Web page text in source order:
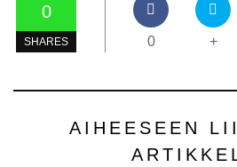
0
SHARES 0 +
AIHEESEEN